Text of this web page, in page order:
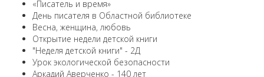
«Писатель и время»
День писателя в Областной библиотеке
Весна, женщина, любовь
Открытие недели детской книги
"Неделя детской книги" - 2Д
Урок экологической безопасности
Аркадий Аверченко - 140 лет